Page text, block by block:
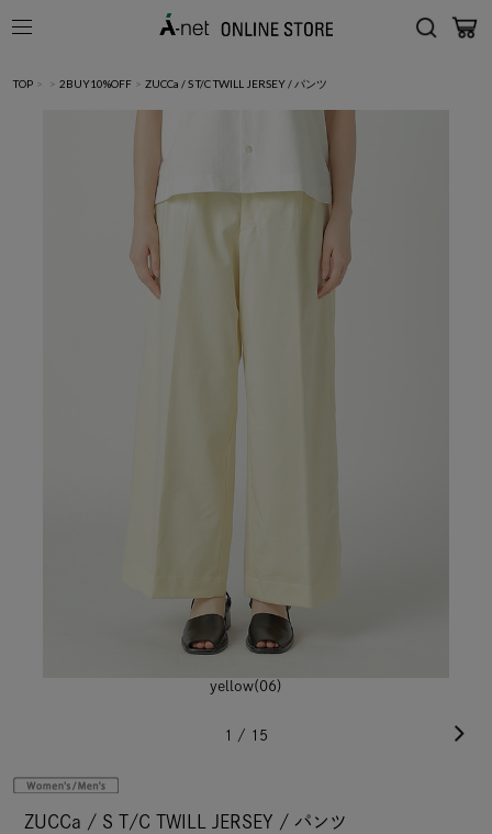
TOP > > 2BUY10%OFF > ZUCCa / S T/C TWILL JERSEY / パンツ
yellow(06)
1 / 15
ZUCCa / S T/C TWILL JERSEY / パンツ